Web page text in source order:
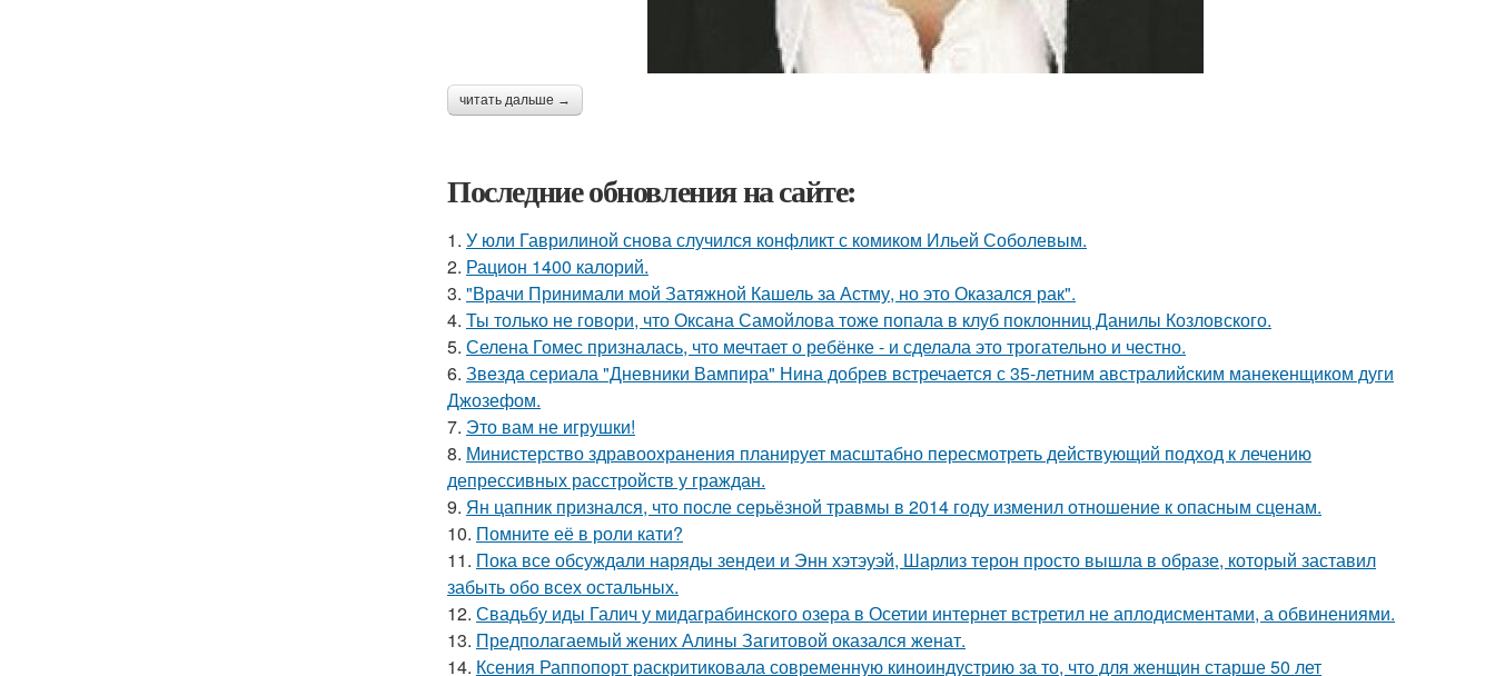
читать дальше →
Последние обновления на сайте:
1. У юли Гаврилиной снова случился конфликт с комиком Ильей Соболевым.
2. Рацион 1400 калорий.
3. "Врачи Принимали мой Затяжной Кашель за Астму, но это Оказался рак".
4. Ты только не говори, что Оксана Самойлова тоже попала в клуб поклонниц Данилы Козловского.
5. Селена Гомес призналась, что мечтает о ребёнке - и сделала это трогательно и честно.
6. Звeздa сериала "Дневники Вампира" Нина добрев встречается с 35-летним австралийским манекенщиком дуги
Джозефом.
7. Это вам не игрушки!
8. Министерство здравоохранения планирует масштабно пересмотреть действующий подход к лечению
депрессивных расстройств у граждан.
9. Ян цапник признался, что после серьёзной травмы в 2014 году изменил отношение к опасным сценам.
10. Помните её в роли кати?
11. Пока все обсуждали наряды зендеи и Энн хэтэуэй, Шарлиз терон просто вышла в образе, который заставил
забыть обо всех остальных.
12. Свадьбу иды Галич у мидаграбинского озера в Осетии интернет встретил не аплодисментами, а обвинениями.
13. Предполагаемый жених Алины Загитовой оказался женат.
14. Ксения Раппопорт раскритиковала современную киноиндустрию за то, что для женщин старше 50 лет